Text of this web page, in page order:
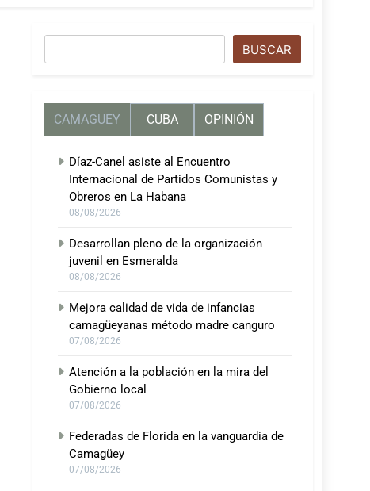
BUSCAR
CAMAGUEY CUBA OPINIÓN
Díaz-Canel asiste al Encuentro
Internacional de Partidos Comunistas y
Obreros en La Habana
08/08/2026
Desarrollan pleno de la organización
juvenil en Esmeralda
08/08/2026
Mejora calidad de vida de infancias
camagüeyanas método madre canguro
07/08/2026
Atención a la población en la mira del
Gobierno local
07/08/2026
Federadas de Florida en la vanguardia de
Camagüey
07/08/2026